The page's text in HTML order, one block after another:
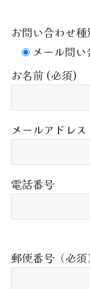
お問い合わせ
メール問い
お名前 (必須)
メールアドレ
電話番号
郵便番号（必須